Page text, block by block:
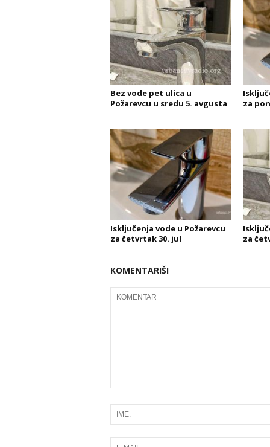
Bez vode pet ulica u
Požarevcu u sredu 5. avgusta
za
Isključenja vode u Požarevcu
za četvrtak 30. jul
za
KOMENTARIŠI